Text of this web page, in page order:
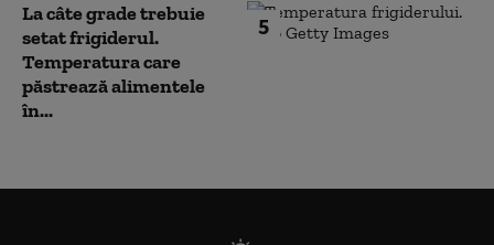
5
La câte grade trebuie
setat frigiderul.
Temperatura care
păstrează alimentele
în...